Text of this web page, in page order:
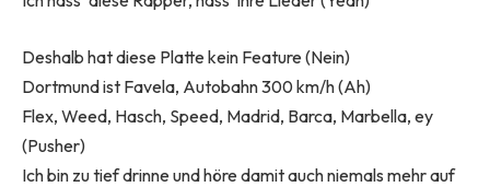
Deshalb hat diese Platte kein Feature (Nein)
Dortmund ist Favela, Autobahn 300 km/h (Ah)
Flex, Weed, Hasch, Speed, Madrid, Barca, Marbella, ey
(Pusher)
Ich bin zu tief drinne und höre damit auch niemals mehr auf